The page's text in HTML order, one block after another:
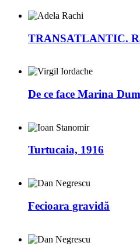
TRANSATLANTIC.
De ce face Marina
Turtucaia, 1916
Fecioara gravidă